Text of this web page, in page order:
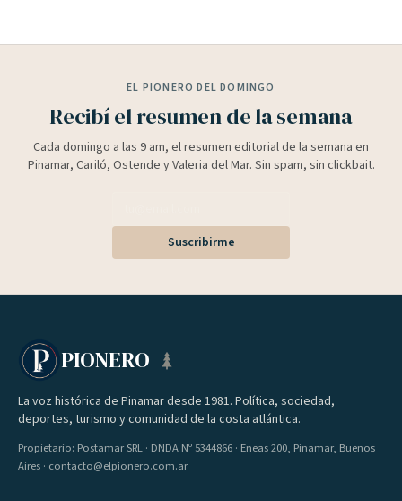
EL PIONERO DEL DOMINGO
Recibí el resumen de la semana
Cada domingo a las 9 am, el resumen editorial de la semana en
Pinamar, Cariló, Ostende y Valeria del Mar. Sin spam, sin clickbait.
Suscribirme
PIONERO
La voz histórica de Pinamar desde 1981. Política, sociedad,
deportes, turismo y comunidad de la costa atlántica.
Propietario: Postamar SRL · DNDA Nº 5344866 · Eneas 200, Pinamar, Buenos
Aires · contacto@elpionero.com.ar